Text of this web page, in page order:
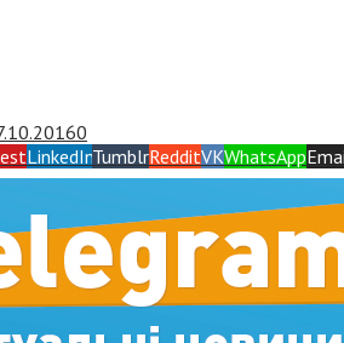
0
LinkedInTumblrRedditVKWhatsApp